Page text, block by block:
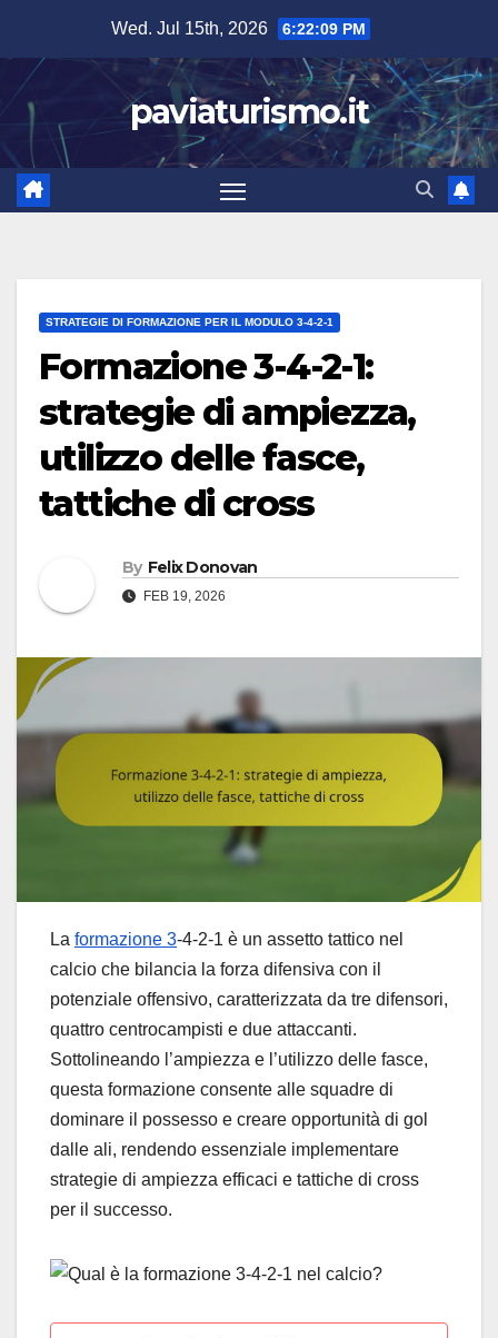
content
Wed. Jul 15th, 2026 6:22:10 PM
paviaturismo.it
STRATEGIE DI FORMAZIONE PER IL MODULO 3-4-2-1
Formazione 3-4-2-1:
strategie di ampiezza,
utilizzo delle fasce,
tattiche di cross
By Felix Donovan
FEB 19, 2026
La formazione 3-4-2-1 è un assetto tattico nel
calcio che bilancia la forza difensiva con il
potenziale offensivo, caratterizzata da tre difensori,
quattro centrocampisti e due attaccanti.
Sottolineando l’ampiezza e l’utilizzo delle fasce,
questa formazione consente alle squadre di
dominare il possesso e creare opportunità di gol
dalle ali, rendendo essenziale implementare
strategie di ampiezza efficaci e tattiche di cross
per il successo.